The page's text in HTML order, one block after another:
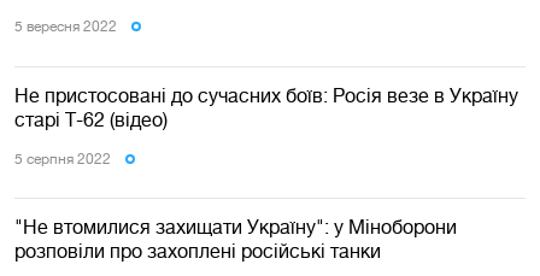
5 вересня 2022
Не пристосовані до сучасних боїв: Росія везе в Україну
старі Т-62 (відео)
5 серпня 2022
"Не втомилися захищати Україну": у Міноборони
розповіли про захоплені російські танки